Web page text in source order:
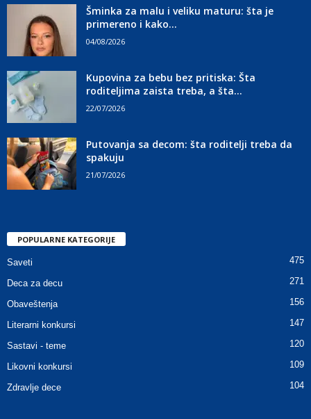
Šminka za malu i veliku maturu: šta je
primereno i kako...
04/08/2026
Kupovina za bebu bez pritiska: Šta
roditeljima zaista treba, a šta...
22/07/2026
Putovanja sa decom: šta roditelji treba da
spakuju
21/07/2026
POPULARNE KATEGORIJE
Saveti 475
Deca za decu 271
Obaveštenja 156
Literarni konkursi 147
Sastavi - teme 120
Likovni konkursi 109
Zdravlje dece 104